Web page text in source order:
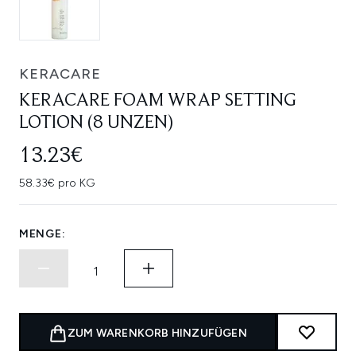
KERACARE
KERACARE FOAM WRAP SETTING
LOTION (8 UNZEN)
13.23€
58.33€ pro KG
MENGE:
ZUM WARENKORB HINZUFÜGEN